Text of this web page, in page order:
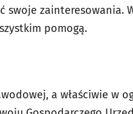
swoje zainteresowania.
pomogą.
a właściwie w